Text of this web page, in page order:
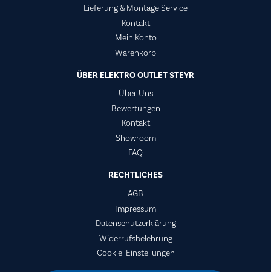
Lieferung & Montage Service
Kontakt
Mein Konto
Warenkorb
ÜBER ELEKTRO OUTLET STEYR
Über Uns
Bewertungen
Kontakt
Showroom
FAQ
RECHTLICHES
AGB
Impressum
Datenschutzerklärung
Widerrufsbelehrung
Cookie-Einstellungen